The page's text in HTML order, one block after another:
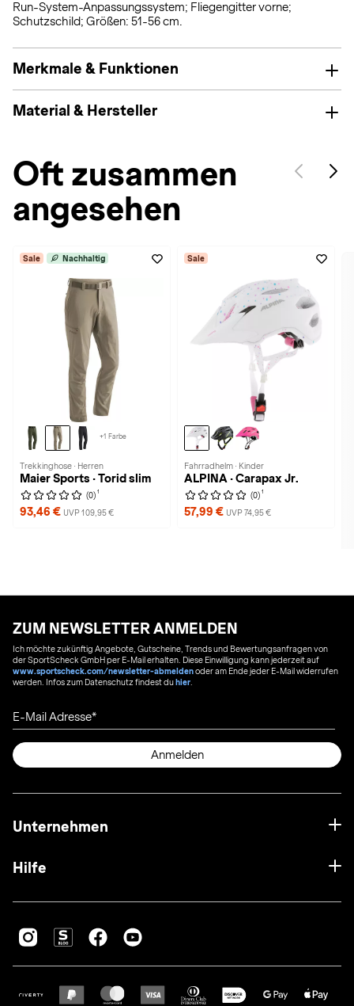
Run-System-Anpassungssystem; Fliegengitter vorne;
Schutzschild; Größen: 51-56 cm.
Merkmale & Funktionen
Material & Hersteller
Oft zusammen
angesehen
Sale Nachhaltig
+1 Farbe
Trekkinghose · Herren
Maier Sports · Torid slim
(0) 1
93,46 € UVP 109,95 €
Sale
Fahrradhelm · Kinder
ALPINA · Carapax Jr.
(0) 1
57,99 € UVP 74,95 €
ZUM NEWSLETTER ANMELDEN
Ich möchte zukünftig Angebote, Gutscheine, Trends und Bewertungsanfragen von
der SportScheck GmbH per E-Mail erhalten. Diese Einwilligung kann jederzeit auf
www.sportscheck.com/newsletter-abmeldenoder am Ende jeder E-Mail widerrufen
werden. Infos zum Datenschutz findest duhier
E-Mail Adresse
Anmelden
Unternehmen
Hilfe